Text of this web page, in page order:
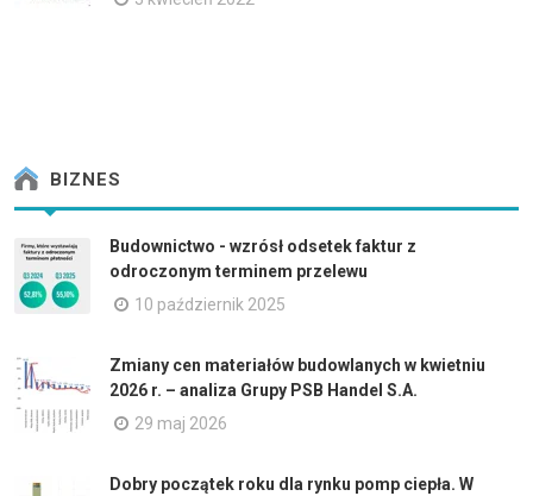
BIZNES
Budownictwo - wzrósł odsetek faktur z
odroczonym terminem przelewu
10 październik 2025
Zmiany cen materiałów budowlanych w kwietniu
2026 r. – analiza Grupy PSB Handel S.A.
29 maj 2026
Dobry początek roku dla rynku pomp ciepła. W